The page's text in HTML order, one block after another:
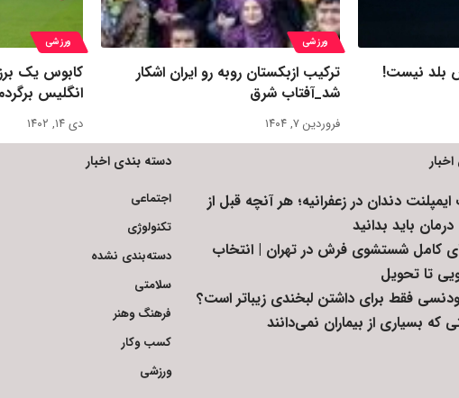
بلد نیست!
ورزشی
ترکیب ازبکستان روبه رو ایران اشکار
شد_آفتاب شرق
فروردین ۷, ۱۴۰۴
ورزشی
کابوس یک
انگلیس
دی ۱۴, ۱۴۰۲
دندان در زعفرانیه؛ هر آنچه قبل از
باید بدانید
کامل شستشوی فرش در تهران | انتخاب
تا تحویل
فقط برای داشتن لبخندی زیباتر است؟
که بسیاری از بیماران نمی‌دانند
دسته بندی اخبار
اجتماعی
تکنولوژی
دسته‌بندی نشده
سلامتی
فرهنگ وهنر
کسب وکار
ورزشی